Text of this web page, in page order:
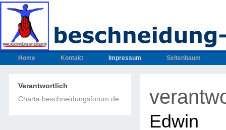
Home Kontakt Impressum Seitenbaum
Verantwortlich
Charta beschneidungsforum.de